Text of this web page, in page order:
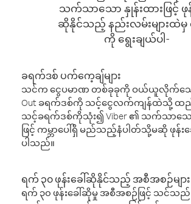
သက်သာသော နှုန်းထားဖြင့် ဖုန်
ဆိုနိုင်သည့် နည်းလမ်းများထဲ
ကို ရွေးချယ်ပါ-
ခရက်ဒစ် ပက်ကေ့ချ်များ
သင်က ငွေပမာဏ တစ်ခုခုကို ဝယ်ယူလိုက်သော
Out ခရက်ဒစ်ကို သင့်ငွေလက်ကျန်ထဲသို့ ထည့်
သင့်ခရက်ဒစ်ကိုသုံး၍ Viber ၏ သက်သာသော
ဖြင့် ကမ္ဘာပေါ်ရှိ မည်သည့်နံပါတ်သို့မဆို ဖုန်း
ပါသည်။
ရက် ၃၀ ဖုန်းခေါ်ဆိုနိုင်သည့် အစီအစဉ်များ
ရက် ၃၀ ဖုန်းခေါ်ဆိုမှု အစီအစဉ်ဖြင့် သင်သည်